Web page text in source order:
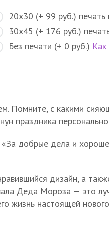
20х30 (+ 99 руб.) печать
30х45 (+ 176 руб.)
Без печати (+ 0 руб.) Как
Помните, с какими
праздника
добрые дела и
дизайн, а
Деда Мороза — это
жизнь настоящей